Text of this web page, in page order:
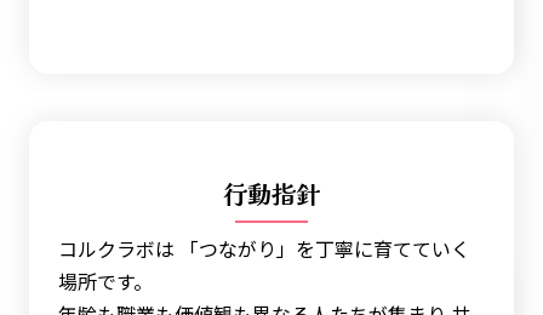
行動指針
コルクラボは 「つながり」を丁寧に育てていく
場所です。